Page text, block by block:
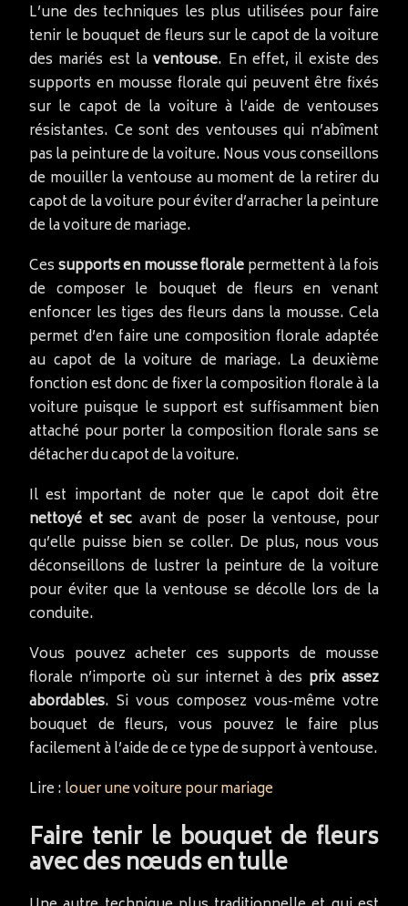
L’une des techniques les plus utilisées pour faire
tenir le bouquet de fleurs sur le capot de la voiture
des mariés est laventouse. En effet, il existe des
supports en mousse florale qui peuvent être fixés
sur le capot de la voiture à l’aide de ventouses
résistantes. Ce sont des ventouses qui n’abîment
pas la peinture de la voiture. Nous vous conseillons
de mouiller la ventouse au moment de la retirer du
capot de la voiture pour éviter d’arracher la peinture
de la voiture de mariage.
Cessupports en mousse floralepermettent à la fois
de composer le bouquet de fleurs en venant
enfoncer les tiges des fleurs dans la mousse. Cela
permet d’en faire une composition florale adaptée
au capot de la voiture de mariage. La deuxième
fonction est donc de fixer la composition florale à la
voiture puisque le support est suffisamment bien
attaché pour porter la composition florale sans se
détacher du capot de la voiture.
Il est important de noter que le capot doit être
nettoyé et sec avant de poser la ventouse, pour
qu’elle puisse bien se coller. De plus, nous vous
déconseillons de lustrer la peinture de la voiture
pour éviter que la ventouse se décolle lors de la
conduite.
Vous pouvez acheter ces supports de mousse
florale n’importe où sur internet à des prix assez
abordables. Si vous composez vous-même votre
bouquet de fleurs, vous pouvez le faire plus
facilement à l’aide de ce type de support à ventouse.
Lire :louer une voiture pour mariage
Faire tenir le bouquet de fleurs
avec des nœuds en tulle